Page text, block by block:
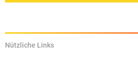
Nützliche Links